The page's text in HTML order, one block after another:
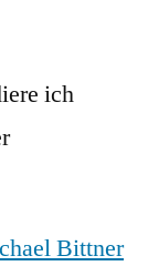
ich
Bittner